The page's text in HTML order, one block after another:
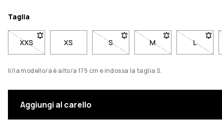
Taglia
XXS- Taglia XXS non disponibile. Clicca per essere avvisato
XS S- Taglia S non disponibile. Clicca
M- Taglia M non
L- Taglia
Il/la modello/a è alto/a 175 cm e indossa la taglia S.
Aggiungi al carello